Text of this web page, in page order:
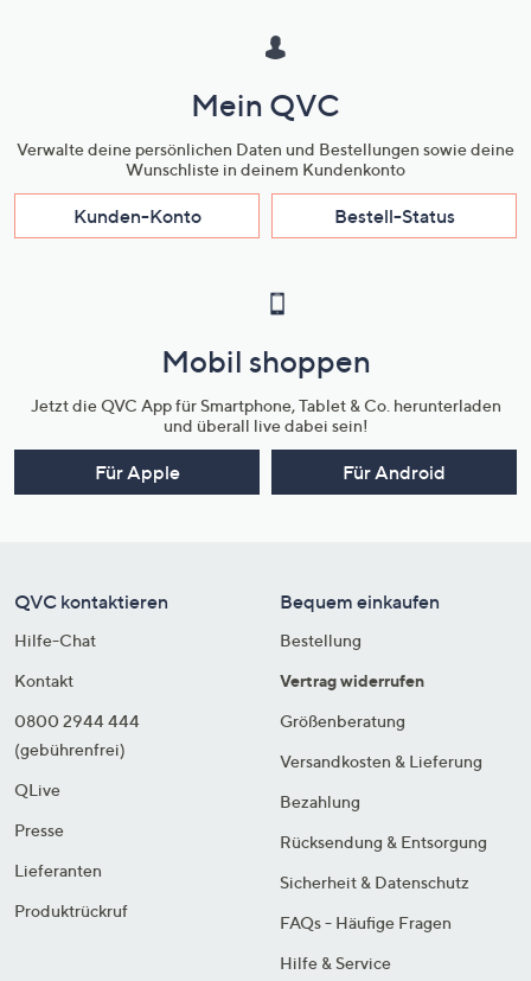
Mein QVC
Verwalte deine persönlichen Daten und Bestellungen sowie deine
Wunschliste in deinem Kundenkonto
Kunden-Konto Bestell-Status
Mobil shoppen
Jetzt die QVC App für Smartphone, Tablet & Co. herunterladen
und überall live dabei sein!
Für Apple Für Android
QVC kontaktieren
Hilfe-Chat
Kontakt
0800 2944 444
(gebührenfrei)
QLive
Presse
Lieferanten
Produktrückruf
Bequem einkaufen
Bestellung
Vertrag widerrufen
Größenberatung
Versandkosten & Lieferung
Bezahlung
Rücksendung & Entsorgung
Sicherheit & Datenschutz
FAQs - Häufige Fragen
Hilfe & Service